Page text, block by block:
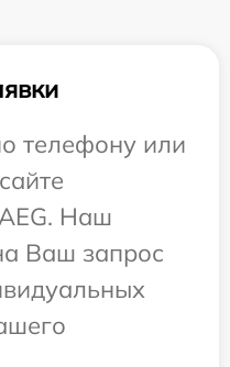
телефону или
Наш
Ваш запрос